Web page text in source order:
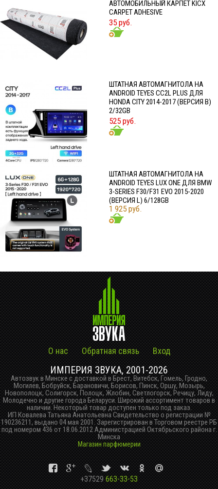
АВТОМОБИЛЬНЫЙ КАРПЕТ KICX
CARPET ADHESIVE
35 руб.
ШТАТНАЯ АВТОМАГНИТОЛА НА
ANDROID TEYES CC2L PLUS ДЛЯ
HONDA CITY 2014-2017 (ВЕРСИЯ B)
2/32GB
525 руб.
ШТАТНАЯ АВТОМАГНИТОЛА НА
ANDROID TEYES LUX ONE ДЛЯ BMW
3-SERIES F30/F31 EVO 2015-2020
(ВЕРСИЯ L) 6/128GB
1 925 руб.
О нас Обратная связь Вход
ИМПЕРИЯ ЗВУКА, 2001-2026
Автозвук в Минске с доставкой в Брест, Витебск, Гомель, Гродно,
Могилев, Бобруйск, Барановичи, Борисов, Пинск, Оршу, Мозырь,
Новополоцк, Солигорск, Полоцк, Жлобин, Светлогорск, Речицу, Лиду,
Молодечно и другие города Беларуси. Широкий ассортимент товаров в
наличии. Некоторый товар доступен только под заказ.
ИП Ковалева Татьяна Анатольевна Свидетельство о регистрации №
190236211, выдано 04 мая 2001. Зарегистрирован в Торговом реестре РБ
под номером 436 от 18.06.2012 Администрацией Октябрьского района г.
Минска
Магазин парфюмерии
+37529 663-33-53